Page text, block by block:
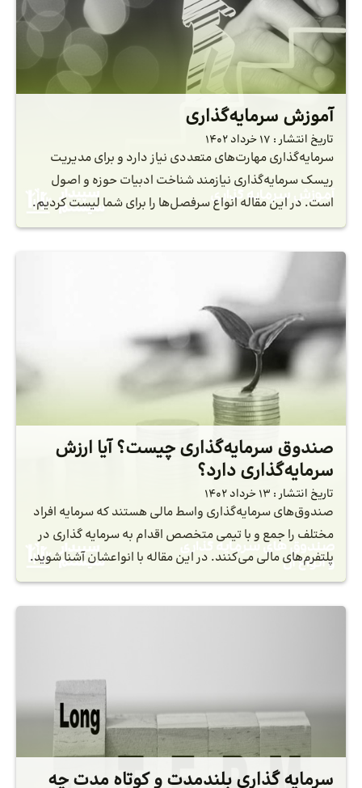
آموزش سرمایه‌گذاری
تاریخ انتشار : 17 خرداد 1402
سرمایه‌گذاری مهارت‌های متعددی نیاز دارد و برای مدیریت
ریسک سرمایه‌گذاری نیازمند شناخت ادبیات حوزه و اصول
است. در این مقاله انواع سرفصل‌ها را برای شما لیست کردیم.
صندوق سرمایه‌گذاری چیست؟ آیا ارزش
سرمایه‌گذاری دارد؟
تاریخ انتشار : 13 خرداد 1402
صندوق‌های سرمایه‌گذاری واسط مالی هستند که سرمایه افراد
مختلف را جمع و با تیمی متخصص اقدام به سرمایه گذاری در
پلتفرم‌های مالی می‌کنند. در این مقاله با انواعشان آشنا شوید.
سرمایه گذاری بلندمدت و کوتاه مدت چه